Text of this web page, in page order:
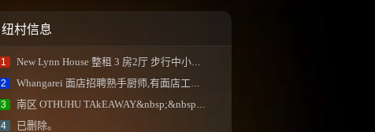
纽村信息
1 New Lynn House 整租 3 房2厅 步行中小学校区、 独...
2 Whangarei 面店招聘熟手厨师,有面店工作经验更佳...
3 南区 OTHUHU TAkEAWAY&nbsp;&nbsp;。
4 已删除。